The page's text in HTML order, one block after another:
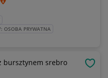
OSOBA PRYWATNA
bursztynem srebro